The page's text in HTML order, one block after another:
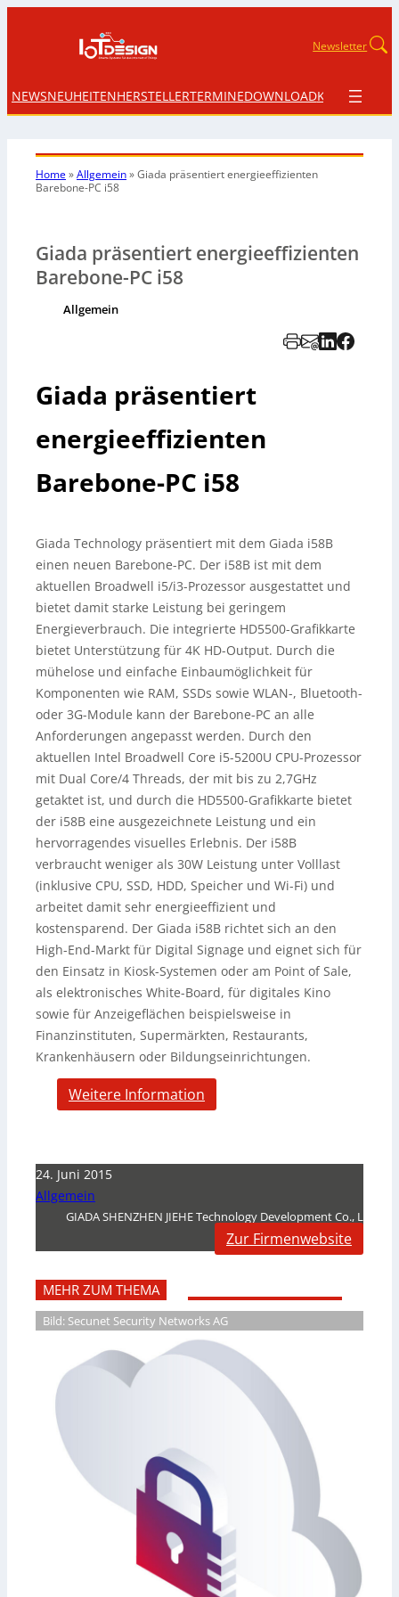
Newsletter
NEWSNEUHEITENHERSTELLERTERMINEDOWNLOADKONTAKT
Home»Allgemein»Giada präsentiert energieeffizienten
Barebone-PC i58
Giada präsentiert energieeffizienten
Barebone-PC i58
Allgemein
Giada präsentiert
energieeffizienten
Barebone-PC i58
Giada Technology präsentiert mit dem Giada i58B
einen neuen Barebone-PC. Der i58B ist mit dem
aktuellen Broadwell i5/i3-Prozessor ausgestattet und
bietet damit starke Leistung bei geringem
Energieverbrauch. Die integrierte HD5500-Grafikkarte
bietet Unterstützung für 4K HD-Output. Durch die
mühelose und einfache Einbaumöglichkeit für
Komponenten wie RAM, SSDs sowie WLAN-, Bluetooth-
oder 3G-Module kann der Barebone-PC an alle
Anforderungen angepasst werden. Durch den
aktuellen Intel Broadwell Core i5-5200U CPU-Prozessor
mit Dual Core/4 Threads, der mit bis zu 2,7GHz
getaktet ist, und durch die HD5500-Grafikkarte bietet
der i58B eine ausgezeichnete Leistung und ein
hervorragendes visuelles Erlebnis. Der i58B
verbraucht weniger als 30W Leistung unter Volllast
(inklusive CPU, SSD, HDD, Speicher und Wi-Fi) und
arbeitet damit sehr energieeffizient und
kostensparend. Der Giada i58B richtet sich an den
High-End-Markt für Digital Signage und eignet sich für
den Einsatz in Kiosk-Systemen oder am Point of Sale,
als elektronisches White-Board, für digitales Kino
sowie für Anzeigeflächen beispielsweise in
Finanzinstituten, Supermärkten, Restaurants,
Krankenhäusern oder Bildungseinrichtungen.
Weitere Information
24. Juni 2015
Allgemein
GIADA SHENZHEN JIEHE Technology Development Co., L
Zur Firmenwebsite
MEHR ZUM THEMA
Bild: Secunet Security Networks AG